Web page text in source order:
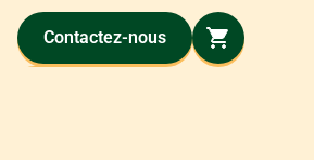
Contactez-nous